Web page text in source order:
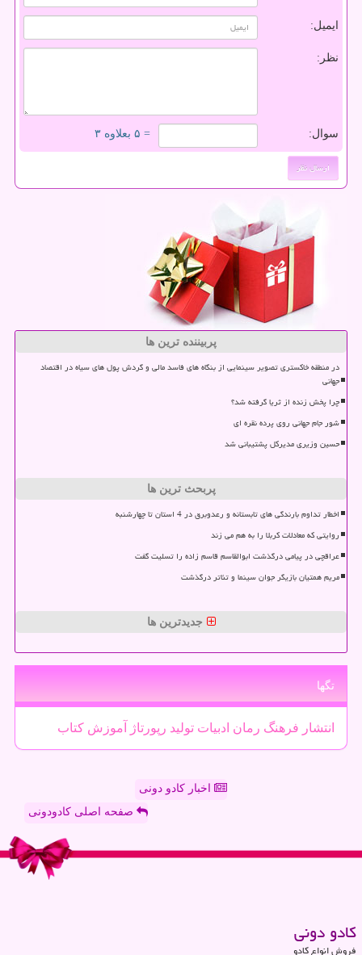
ایمیل:
نظر:
سوال: = ۵ بعلاوه ۳
پربیننده ترین ها
در منطقه خاکستری تصویر سینمایی از بنگاه های فاسد مالی و گردش پول های سیاه در اقتصاد
جهانی
چرا پخش زنده از ثریا گرفته شد؟
شور جام جهانی روی پرده نقره ای
حسین وزیری مدیرکل پشتیبانی شد
پربحث ترین ها
اخطار تداوم بارندگی های تابستانه و رعدوبرق در 4 استان تا چهارشنبه
روایتی که معادلات کربلا را به هم می زند
عراقچی در پیامی درگذشت ابوالقاسم قاسم زاده را تسلیت گفت
مریم همتیان بازیگر جوان سینما و تئاتر درگذشت
جدیدترین ها
تگها
انتشار فرهنگ رمان ادبیات تولید رپورتاژ آموزش كتاب
اخبار کادو دونی
صفحه اصلی کادودونی
كادو دونی
فروش انواع کادو